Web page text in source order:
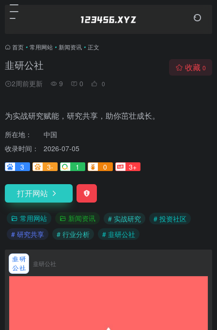
首页 • 常用网站 • 新闻资讯 • 正文
韭研公社
2周前更新 9 0 0
收藏 0
为实战研究赋能，研究共享，助你茁壮成长。
所在地：
中国
收录时间：
2026-07-05
3
3- 1 0 3+
打开网站
常用网站 新闻资讯 # 实战研究
# 投资社区
# 研究共享
# 行业分析 # 韭研公社
韭研公社